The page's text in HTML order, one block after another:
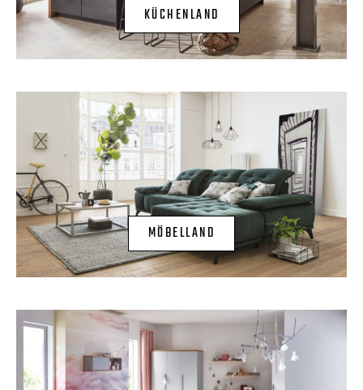
KÜCHENLAND
MÖBELLAND